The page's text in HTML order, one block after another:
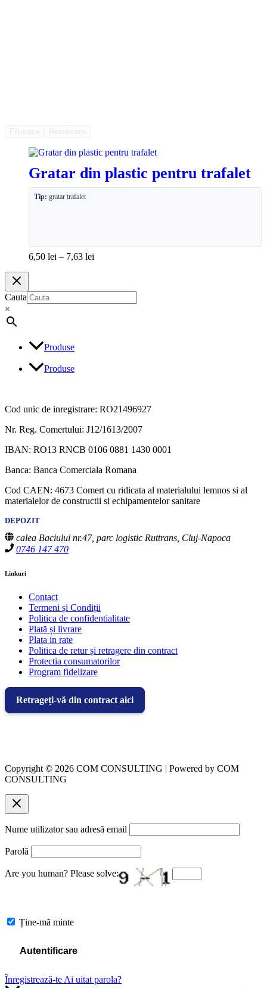
Gratar din plastic pentru trafalet
Tip: gratar trafalet
6,50 lei – 7,63 lei
Cauta
×
Produse
Produse
Cod unic de inregistrare: RO21496927
Nr. Reg. Comertului: J12/1613/2007
IBAN: RO13 RNCB 0106 0881 1430 0001
Banca: Banca Comerciala Romana
Cod CAEN: 4673 Comert cu ridicata al materialului lemnos si al
materialelor de constructii si echipamentelor sanitare
DEPOZIT
calea Baciului nr.47, parc logistic Ruttrans, Cluj-Napoca
0746 147 470
Linkuri
Contact
Termeni și Condiții
Politica de confidentialitate
Plată și livrare
Plata in rate
Politica de retur și retragere din contract
Protectia consumatorilor
Program fidelizare
Retrageți-vă din contract aici
Copyright © 2026 COM CONSULTING | Powered by COM
CONSULTING
Nume utilizator sau adresă email
Parolă
Are you human? Please solve:
Ține-mă minte
Înregistrează-te Ai uitat parola?